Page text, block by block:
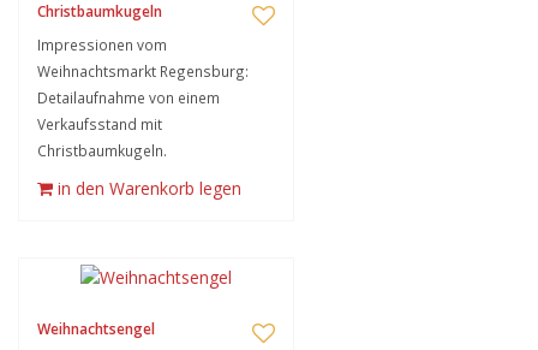
Christbaumkugeln
Impressionen vom
Weihnachtsmarkt Regensburg:
Detailaufnahme von einem
Verkaufsstand mit
Christbaumkugeln.
in den Warenkorb legen
Weihnachtsengel